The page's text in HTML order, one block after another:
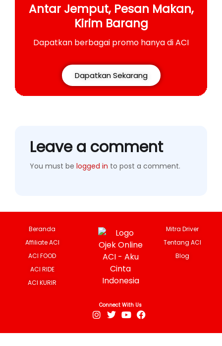
Antar Jemput, Pesan Makan,
Kirim Barang
Dapatkan berbagai promo hanya di ACI
Dapatkan Sekarang
Leave a comment
You must be logged in to post a comment.
Beranda
Affiliate ACI
ACI FOOD
ACI RIDE
ACI KURIR
Connect With Us
Mitra Driver
Tentang ACI
Blog